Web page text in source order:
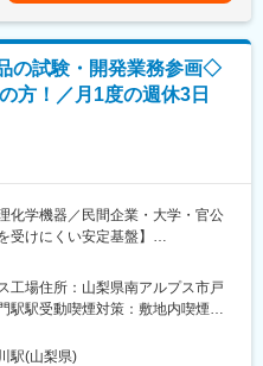
基本的に夜間に呼ばれることはあ
な自体に備えて当番制（自宅待
対応（出動）が発生した場合、
コールセンターで行っておりま
造現場の課題解決を支える製
を支える装置など、製品の品質・
る分野を強みとしています。
ートと安定供給体制を構築。自動
ー分野など、高度な品質管理と
、製造・品質・コストのバランス
づくりを支えています。
の試験・開発業務参画◇
方！／月1度の週休3日
化学機器／民間企業・大学・官公
受けにくい安定基盤】
中心に、開発業務全般に携わって
員のサポートからスタートし、将
心メンバーとして活躍していただ
工場住所：山梨県南アルプス市戸
駅受動喫煙対策：敷地内喫煙可
駅(山梨県)